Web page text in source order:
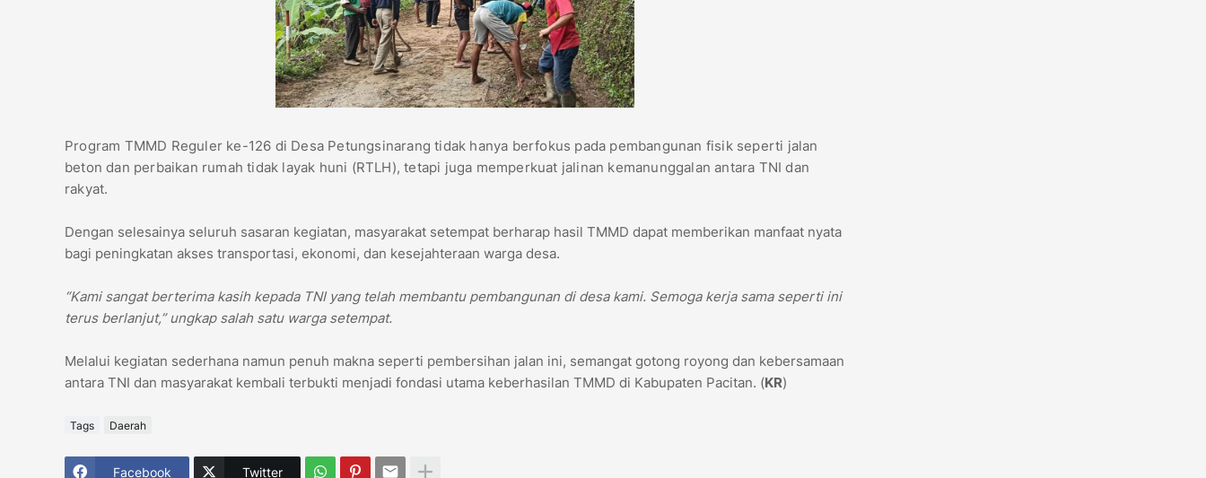
Program TMMD Reguler ke-126 di Desa Petungsinarang tidak hanya berfokus pada pembangunan fisik seperti jalan
beton dan perbaikan rumah tidak layak huni (RTLH), tetapi juga memperkuat jalinan kemanunggalan antara TNI dan
rakyat.
Dengan selesainya seluruh sasaran kegiatan, masyarakat setempat berharap hasil TMMD dapat memberikan manfaat nyata
bagi peningkatan akses transportasi, ekonomi, dan kesejahteraan warga desa.
“Kami sangat berterima kasih kepada TNI yang telah membantu pembangunan di desa kami. Semoga kerja sama seperti ini
terus berlanjut,” ungkap salah satu warga setempat.
Melalui kegiatan sederhana namun penuh makna seperti pembersihan jalan ini, semangat gotong royong dan kebersamaan
antara TNI dan masyarakat kembali terbukti menjadi fondasi utama keberhasilan TMMD di Kabupaten Pacitan. (KR)
Tags Daerah
Facebook Twitter